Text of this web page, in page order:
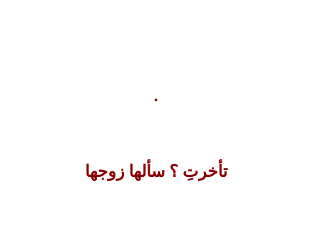
.
تأخرتِ ؟ سألها زوجها